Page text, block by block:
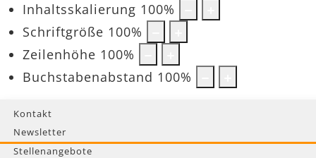
Inhaltsskalierung 100%
Schriftgröße 100%
Zeilenhöhe 100%
Buchstabenabstand 100%
Kontakt
Newsletter
Stellenangebote